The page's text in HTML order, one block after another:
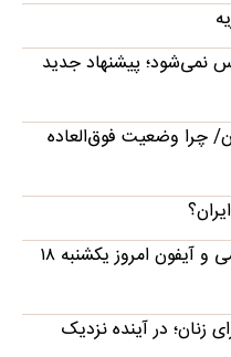
نمی‌شود؛ پیشنهاد جدید
چرا وضعیت فوق‌العاده
قیمت گوشی سامسونگ، شیائومی و آیفون امروز یکشنبه ۱۸
زنان؛ در آینده نزدیک